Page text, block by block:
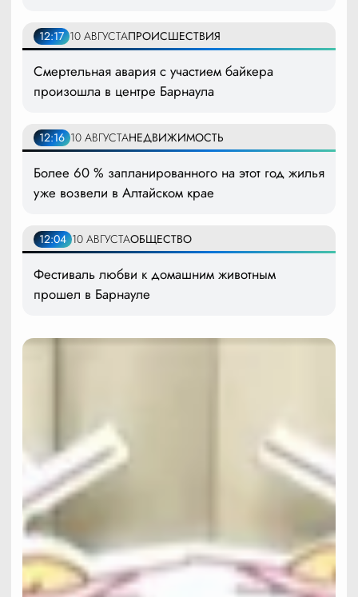
12:17 10 АВГУСТАПРОИСШЕСТВИЯ
Смертельная авария с участием байкера
произошла в центре Барнаула
12:16 10 АВГУСТАНЕДВИЖИМОСТЬ
Более 60 % запланированного на этот год жилья
уже возвели в Алтайском крае
12:04 10 АВГУСТАОБЩЕСТВО
Фестиваль любви к домашним животным
прошел в Барнауле